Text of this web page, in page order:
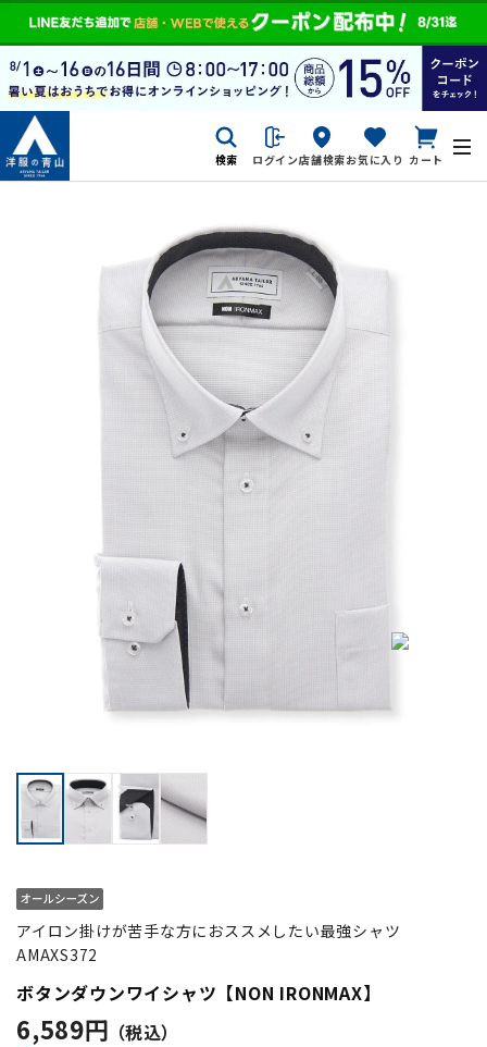
検索 ログイン店舗検索お気に入り カート
アイロン掛けが苦手な方におススメしたい最強シャツ
AMAXS372
ボタンダウンワイシャツ【NON IRONMAX】
6,589円